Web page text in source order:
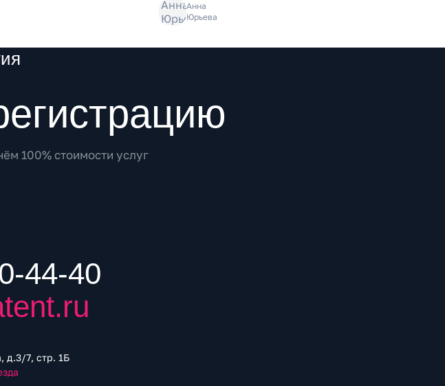
Анна
Юрьева
100% стоимости услуг
44-40
д.3/7, стр. 1Б